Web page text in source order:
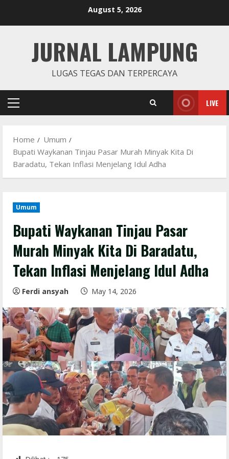
August 5, 2026
JURNAL LAMPUNG
LUGAS TEGAS DAN TERPERCAYA
Primary
LIVE
Home
Umum
Bupati Waykanan Tinjau Pasar Murah Minyak Kita Di
Baradatu, Tekan Inflasi Menjelang Idul Adha
Umum
Bupati Waykanan Tinjau Pasar
Murah Minyak Kita Di Baradatu,
Tekan Inflasi Menjelang Idul Adha
Ferdi ansyah May 14, 2026